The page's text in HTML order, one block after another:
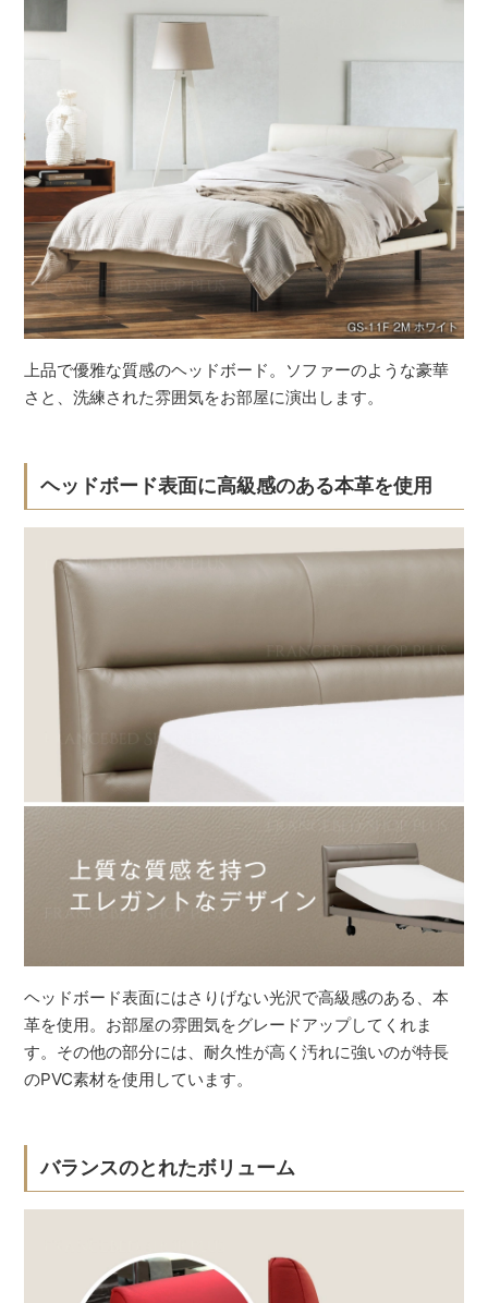
上品で優雅な質感のヘッドボード。ソファーのような豪華
さと、洗練された雰囲気をお部屋に演出します。
ヘッドボード表面に高級感のある本革を使用
ヘッドボード表面にはさりげない光沢で高級感のある、本
革を使用。お部屋の雰囲気をグレードアップしてくれま
す。その他の部分には、耐久性が高く汚れに強いのが特長
のPVC素材を使用しています。
バランスのとれたボリューム